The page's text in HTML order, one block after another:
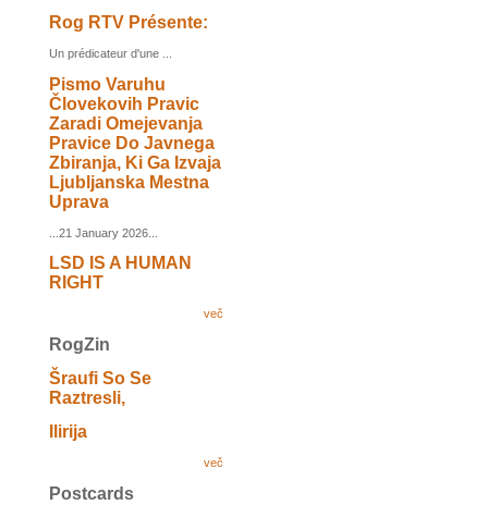
Rog RTV Présente:
Un prédicateur d'une ...
Pismo Varuhu
Človekovih Pravic
Zaradi Omejevanja
Pravice Do Javnega
Zbiranja, Ki Ga Izvaja
Ljubljanska Mestna
Uprava
...21 January 2026...
LSD IS A HUMAN
RIGHT
več
RogZin
Šraufi So Se
Raztresli,
Ilirija
več
Postcards